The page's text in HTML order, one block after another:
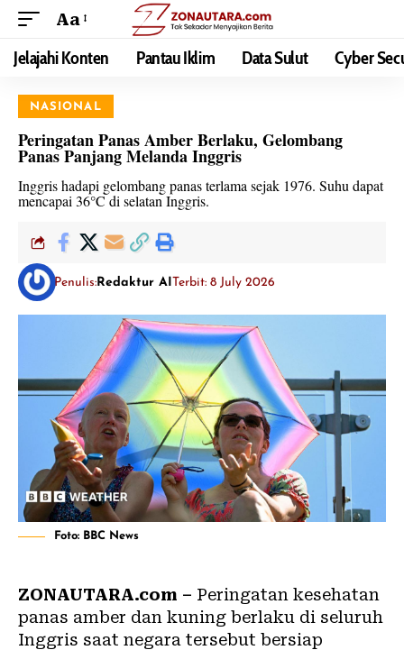
Aa
Jelajahi Konten Pantau Iklim Data Sulut Cyber
NASIONAL
Peringatan Panas Amber Berlaku, Gelombang
Panas Panjang Melanda Inggris
Inggris hadapi gelombang panas terlama sejak 1976. Suhu dapat
mencapai 36°C di selatan Inggris.
Penulis: Redaktur AITerbit: 8 July 2026
Foto: BBC News
ZONAUTARA.com – Peringatan kesehatan
panas amber dan kuning berlaku di seluruh
Inggris saat negara tersebut bersiap